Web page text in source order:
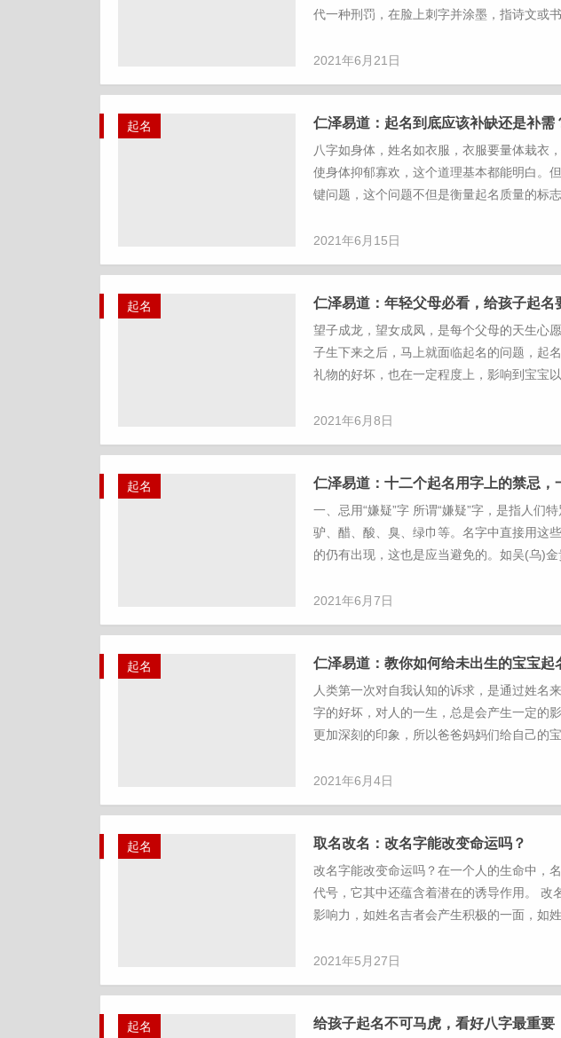
代一种刑罚，在脸上刺字并涂墨，指诗文或书
2021年6月21日
起名 仁泽易道：起名到底应该补缺还是补需
八字如身体，姓名如衣服，衣服要量体栽衣
使身体抑郁寡欢，这个道理基本都能明白。
键问题，这个问题不但是衡量起名质量的标志
2021年6月15日
起名 仁泽易道：年轻父母必看，给孩子起名
望子成龙，望女成凤，是每个父母的天生心
子生下来之后，马上就面临起名的问题，起
礼物的好坏，也在一定程度上，影响到宝宝以
2021年6月8日
起名 仁泽易道：十二个起名用字上的禁忌，
一、忌用“嫌疑”字 所谓“嫌疑”字，是指人们
驴、醋、酸、臭、绿巾等。名字中直接用这
的仍有出现，这也是应当避免的。如吴(乌)金
2021年6月7日
起名 仁泽易道：教你如何给未出生的宝宝起
人类第一次对自我认知的诉求，是通过姓名
字的好坏，对人的一生，总是会产生一定的
更加深刻的印象，所以爸爸妈妈们给自己的宝
2021年6月4日
起名 取名改名：改名字能改变命运吗？
改名字能改变命运吗？在一个人的生命中，
代号，它其中还蕴含着潜在的诱导作用。 改
影响力，如姓名吉者会产生积极的一面，如姓
2021年5月27日
起名 给孩子起名不可马虎，看好八字最重要